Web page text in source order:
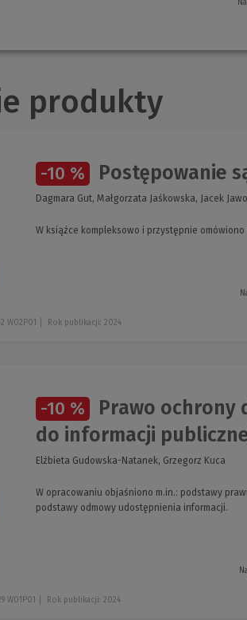
produkty
-10 % Postępowanie
Dagmara Gut, Małgorzata Jaśkowska, Jacek
W książce kompleksowo i przystępnie
W02P01 Rok publikacji: 2024
-10 %
Prawo ochrony
do informacji
Elżbieta Gudowska-Natanek, Grzegorz Kuca
W opracowaniu objaśniono m.in.: podstawy
podstawy odmowy udostępnienia informacji.
W01P01 Rok publikacji: 2024